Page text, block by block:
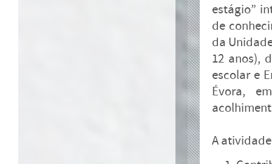
estágio”
de
da
12 anos),
escolar e
Évora,
A